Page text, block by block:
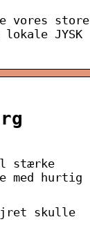
vores store
JYSK
stærke
med hurtig
skulle